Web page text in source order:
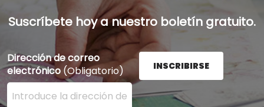
Suscríbete hoy a nuestro boletín gratuito.
Dirección de correo
electrónico (Obligatorio)
Ingrese su dirección de correo electrónico aquí y
INSCRIBIRSE